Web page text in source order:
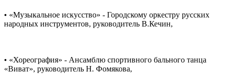
• «Музыкальное искусство» - Городскому оркестру русских
народных инструментов, руководитель В.Кечин,
• «Хореография» - Ансамблю спортивного бального танца
«Виват», руководитель Н. Фомякова,